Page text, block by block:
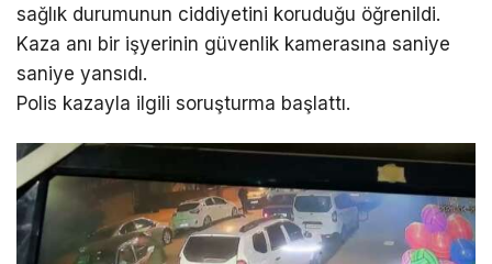
sağlık durumunun ciddiyetini koruduğu öğrenildi.
Kaza anı bir işyerinin güvenlik kamerasına saniye
saniye yansıdı.
Polis kazayla ilgili soruşturma başlattı.